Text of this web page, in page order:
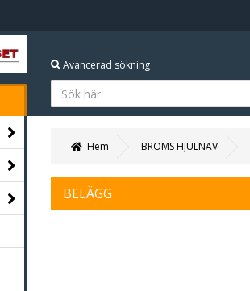
Avancerad sökning
Hem BROMS HJULNAV
BELÄGG